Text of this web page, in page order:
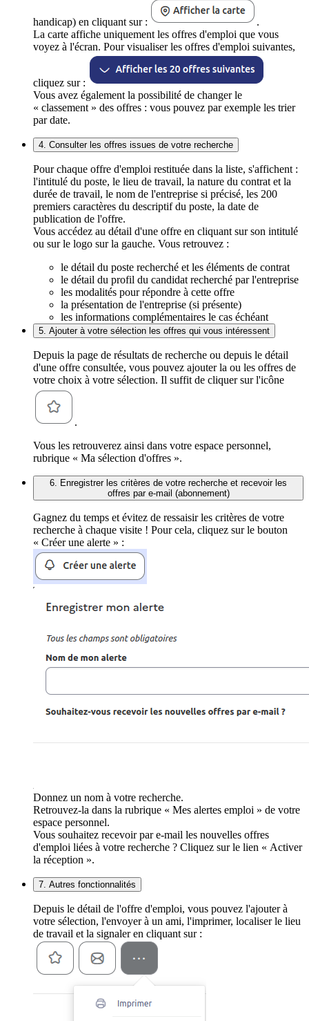
handicap) en cliquant sur :
.
La carte affiche uniquement les offres d'emploi que vous
voyez à l'écran. Pour visualiser les offres d'emploi suivantes,
cliquez sur :
Vous avez également la possibilité de changer le
« classement » des offres : vous pouvez par exemple les trier
par date.
4. Consulter les offres issues de votre recherche
Pour chaque offre d'emploi restituée dans la liste, s'affichent :
l'intitulé du poste, le lieu de travail, la nature du contrat et la
durée de travail, le nom de l'entreprise si précisé, les 200
premiers caractères du descriptif du poste, la date de
publication de l'offre.
Vous accédez au détail d'une offre en cliquant sur son intitulé
ou sur le logo sur la gauche. Vous retrouvez :
le détail du poste recherché et les éléments de contrat
le détail du profil du candidat recherché par l'entreprise
les modalités pour répondre à cette offre
la présentation de l'entreprise (si présente)
les informations complémentaires le cas échéant
5. Ajouter à votre sélection les offres qui vous intéressent
Depuis la page de résultats de recherche ou depuis le détail
d'une offre consultée, vous pouvez ajouter la ou les offres de
votre choix à votre sélection. Il suffit de cliquer sur l'icône
.
Vous les retrouverez ainsi dans votre espace personnel,
rubrique « Ma sélection d'offres ».
6. Enregistrer les critères de votre recherche et recevoir les
offres par e-mail (abonnement)
Gagnez du temps et évitez de ressaisir les critères de votre
recherche à chaque visite ! Pour cela, cliquez sur le bouton
« Créer une alerte » :
Donnez un nom à votre recherche.
Retrouvez-la dans la rubrique « Mes alertes emploi » de votre
espace personnel.
Vous souhaitez recevoir par e-mail les nouvelles offres
d'emploi liées à votre recherche ? Cliquez sur le lien « Activer
la réception ».
7. Autres fonctionnalités
Depuis le détail de l'offre d'emploi, vous pouvez l'ajouter à
votre sélection, l'envoyer à un ami, l'imprimer, localiser le lieu
de travail et la signaler en cliquant sur :